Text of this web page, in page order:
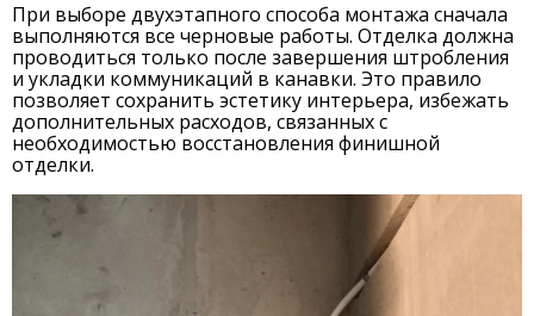
При выборе двухэтапного способа монтажа сначала
выполняются все черновые работы. Отделка должна
проводиться только после завершения штробления
и укладки коммуникаций в канавки. Это правило
позволяет сохранить эстетику интерьера, избежать
дополнительных расходов, связанных с
необходимостью восстановления финишной
отделки.